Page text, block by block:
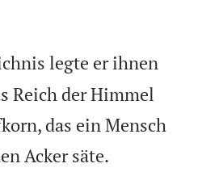
legte er ihnen
Reich der Himmel
das ein Mensch
Acker säte.